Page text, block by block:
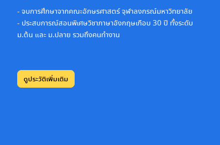
- จบการศึกษาจากคณะอักษรศาสตร์ จุฬาลงกรณ์มหาวิทยาลัย
- ประสบการณ์สอนพิเศษวิชาภาษาอังกฤษเกือบ 30 ปี ทั้งระดับ
ม.ต้น และ ม.ปลาย รวมถึงคนทำงาน
ดูประวัติเพิ่มเติม